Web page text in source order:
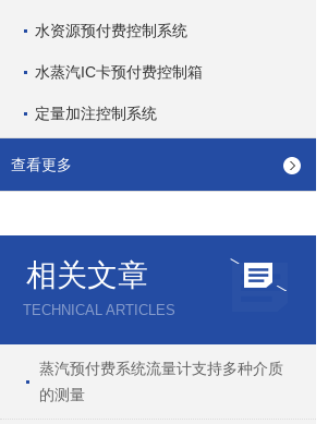
水资源预付费控制系统
水蒸汽IC卡预付费控制箱
定量加注控制系统
查看更多
相关文章
TECHNICAL ARTICLES
蒸汽预付费系统流量计支持多种介质
的测量